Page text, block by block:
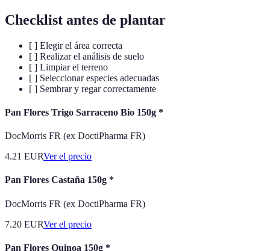
Checklist antes de plantar
[ ] Elegir el área correcta
[ ] Realizar el análisis de suelo
[ ] Limpiar el terreno
[ ] Seleccionar especies adecuadas
[ ] Sembrar y regar correctamente
Pan Flores Trigo Sarraceno Bio 150g *
DocMorris FR (ex DoctiPharma FR)
4.21 EURVer el precio
Pan Flores Castaña 150g *
DocMorris FR (ex DoctiPharma FR)
7.20 EURVer el precio
Pan Flores Quinoa 150g *